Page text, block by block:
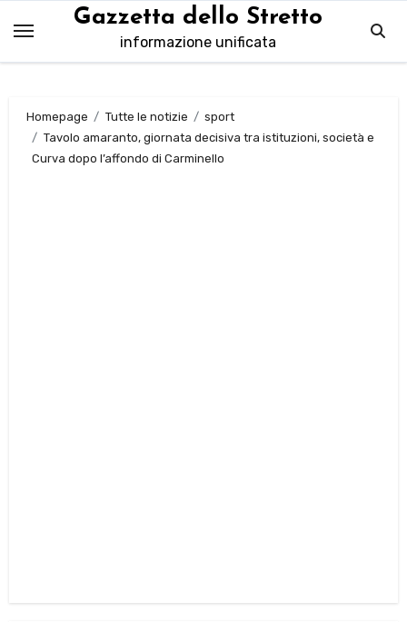
contenuto
Gazzetta dello Stretto
informazione unificata
Homepage Tutte le notizie
sport
Tavolo amaranto, giornata decisiva tra istituzioni, società e
Curva dopo l’affondo di Carminello